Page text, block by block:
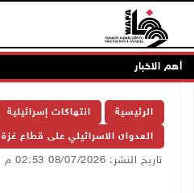
أهم الاخبار
الرئيسية انتهاكات إسرائيلية
العدوان الاسرائيلي على قطاع غزة
تاريخ النشر: 08/07/2026 02:53 م